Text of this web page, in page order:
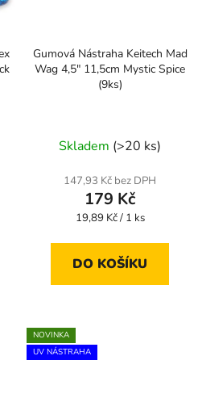
Gumová Nástraha Keitech Mad
Wag 4,5" 11,5cm Mystic Spice
(9ks)
Skladem (>20 ks)
147,93 Kč bez DPH
179 Kč
Měrná
19,89 Kč / 1 ks
DO KOŠÍKU
NOVINKA
UV NÁSTRAHA